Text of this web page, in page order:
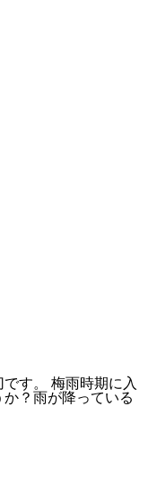
す。 梅雨時期に入
？雨が降っている